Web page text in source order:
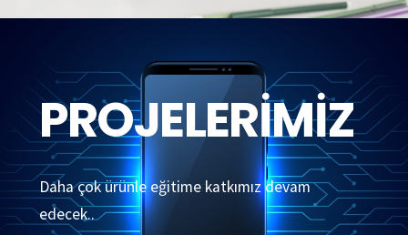
PROJELERİMİZ
Daha çok ürünle eğitime katkımız devam
edecek..